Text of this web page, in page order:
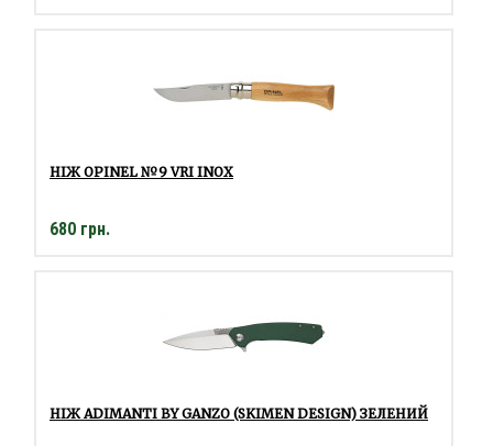
НІЖ OPINEL №9 VRI INOX
680 грн.
НІЖ ADIMANTI BY GANZO (SKIMEN DESIGN) ЗЕЛЕНИЙ